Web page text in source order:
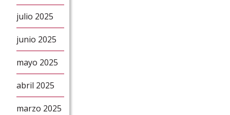
julio 2025
junio 2025
mayo 2025
abril 2025
marzo 2025